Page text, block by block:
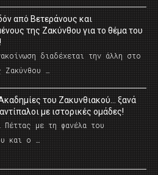
από Βετεράνους και
της Ζακύνθου για το θέμα του
διαδέχεται την άλλη στο
Ζακύνθου …
του Ζακυνθιακού… ξανά
με ιστορικές ομάδες!
Πέττας με τη φανέλα του
και ο …